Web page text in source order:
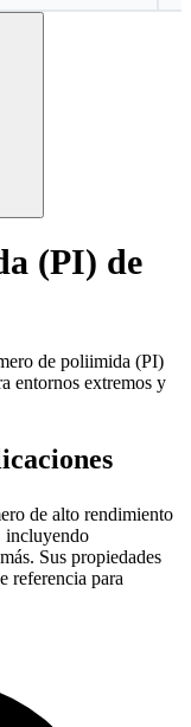
(PI) de
de poliimida (PI)
entornos extremos y
de alto rendimiento
incluyendo
Sus propiedades
referencia para